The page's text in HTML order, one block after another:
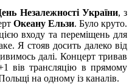
Незалежності України, з
Океану Ельзи. Було круто.
входу та переміщень для
Я стояв досить далеко від
далі. Концерт тривав
вів трансляцію в прямому
на одному із каналів.